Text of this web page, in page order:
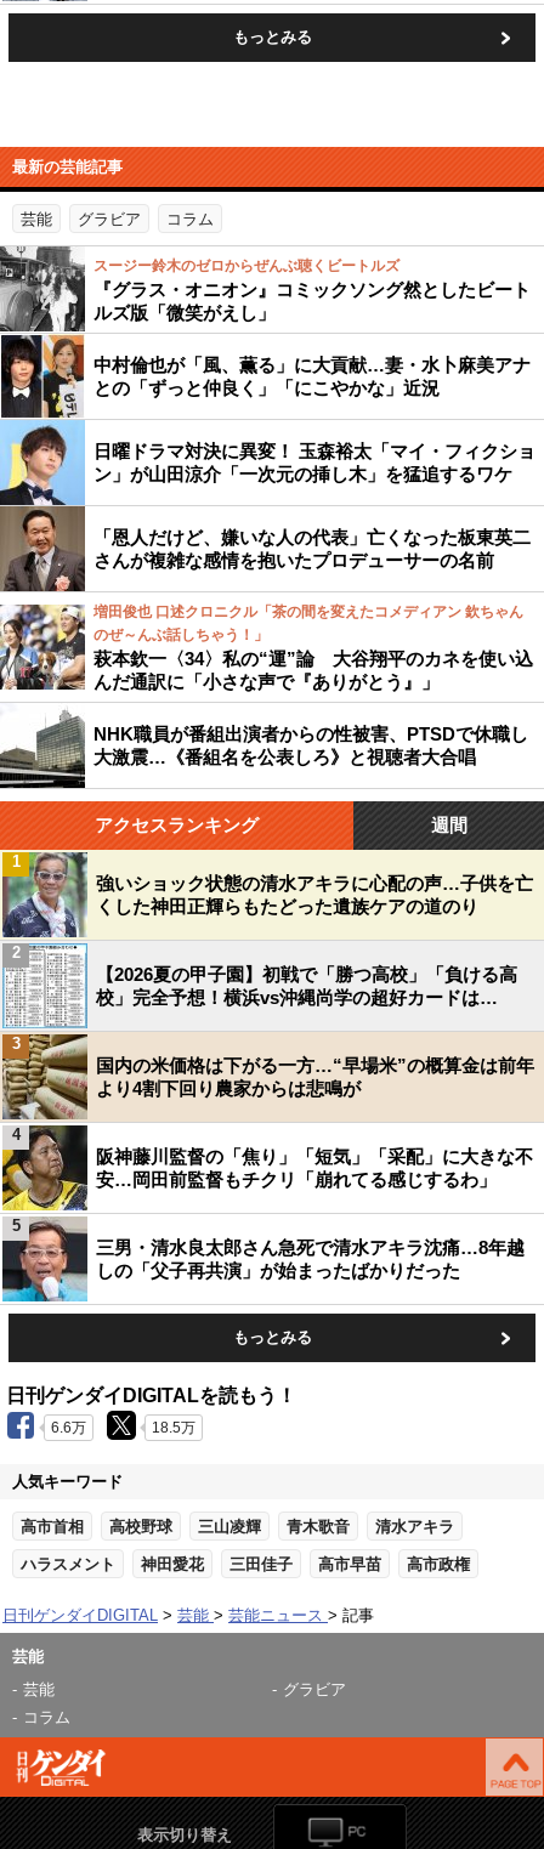
もっとみる
最新の芸能記事
芸能 グラビア コラム
スージー鈴木のゼロからぜんぶ聴くビートルズ
『グラス・オニオン』コミックソング然としたビート
ルズ版「微笑がえし」
中村倫也が「風、薫る」に大貢献…妻・水卜麻美アナ
との「ずっと仲良く」「にこやかな」近況
日曜ドラマ対決に異変！ 玉森裕太「マイ・フィクショ
ン」が山田涼介「一次元の挿し木」を猛追するワケ
「恩人だけど、嫌いな人の代表」亡くなった板東英二
さんが複雑な感情を抱いたプロデューサーの名前
増田俊也 口述クロニクル「茶の間を変えたコメディアン 欽ちゃん
のぜ～んぶ話しちゃう！」
萩本欽一〈34〉私の“運”論 大谷翔平のカネを使い込
んだ通訳に「小さな声で『ありがとう』」
NHK職員が番組出演者からの性被害、PTSDで休職し
大激震…《番組名を公表しろ》と視聴者大合唱
アクセスランキング 週間
強いショック状態の清水アキラに心配の声…子供を亡
くした神田正輝らもたどった遺族ケアの道のり
1
【2026夏の甲子園】初戦で「勝つ高校」「負ける高
校」完全予想！横浜vs沖縄尚学の超好カードは…
2
国内の米価格は下がる一方…“早場米”の概算金は前年
より4割下回り農家からは悲鳴が
3
阪神藤川監督の「焦り」「短気」「采配」に大きな不
安…岡田前監督もチクリ「崩れてる感じするわ」
4
三男・清水良太郎さん急死で清水アキラ沈痛…8年越
しの「父子再共演」が始まったばかりだった
5
もっとみる
日刊ゲンダイDIGITALを読もう！
6.6万 18.5万
人気キーワード
高市首相 高校野球 三山凌輝 青木歌音 清水アキラ
ハラスメント 神田愛花 三田佳子 高市早苗 高市政権
日刊ゲンダイDIGITAL 芸能 芸能ニュース 記事
芸能
芸能
グラビア
コラム
表示切り替え